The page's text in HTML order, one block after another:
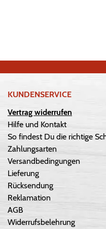
KUNDENSERVICE
Vertrag widerrufen
Hilfe und Kontakt
So findest Du die richtige
Zahlungsarten
Versandbedingungen
Lieferung
Rücksendung
Reklamation
AGB
Widerrufsbelehrung